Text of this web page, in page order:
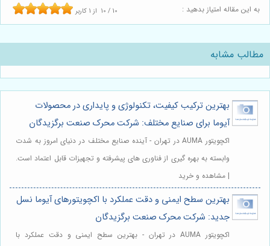
به این مقاله امتیاز بدهید : 10 / 10 از 1 کاربر
مطالب مشابه
بهترین ترکیب کیفیت، تکنولوژی و پایداری در محصولات
آیوما برای صنایع مختلف: شرکت محرک صنعت برگزیدگان
اکچویتور AUMA در تهران - آینده صنایع مختلف در دنیای امروز به شدت
وابسته به بهره گیری از فناوری های پیشرفته و تجهیزات قابل اعتماد است.
| مشاهده و خرید
بهترین سطح ایمنی و دقت عملکرد با اکچویتورهای آیوما نسل
جدید: شرکت محرک صنعت برگزیدگان
اکچویتور AUMA در تهران - بهترین سطح ایمنی و دقت عملکرد با